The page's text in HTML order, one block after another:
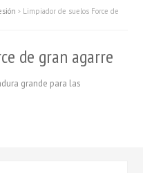
Limpiador de suelos Force de
de gran agarre
grande para las